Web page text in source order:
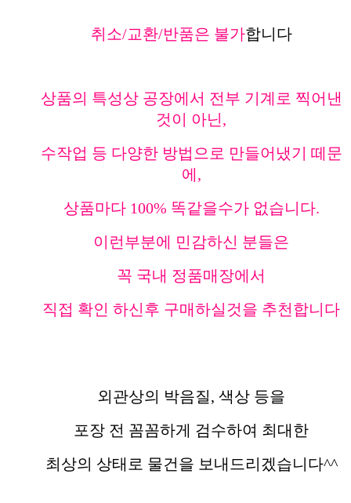
취소/교환/반품은 불가합니다
상품의 특성상 공장에서 전부 기계로 찍어낸
것이 아닌,
수작업 등 다양한 방법으로 만들어냈기 떼문
에,
상품마다 100% 똑같을수가 없습니다.
이런부분에 민감하신 분들은
꼭 국내 정품매장에서
직접 확인 하신후 구매하실것을 추천합니다
외관상의 박음질, 색상 등을
포장 전 꼼꼼하게 검수하여 최대한
최상의 상태로 물건을 보내드리겠습니다^^